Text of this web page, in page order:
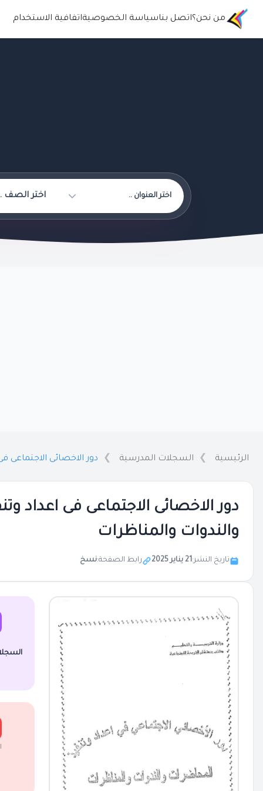
من نحن؟اتصل بناسياسة الخصوصيةاتفافية الاستخدام
الرئيسية السجلات المدرسية دور الاخصائى الاجتماعى
دور الاخصائى الاجتماعى فى اعداد
والندوات والمناظرات
تاريخ النشر:21 يناير 2025 رابط الصفحة:نسخ